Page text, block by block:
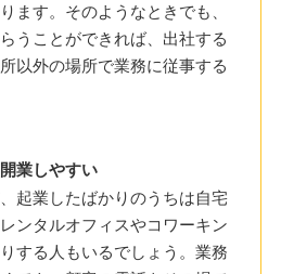
ます。そのようなときでも、
うことができれば、出社する
以外の場所で業務に従事する
業しやすい
起業したばかりのうちは自宅
ンタルオフィスやコワーキン
する人もいるでしょう。業務